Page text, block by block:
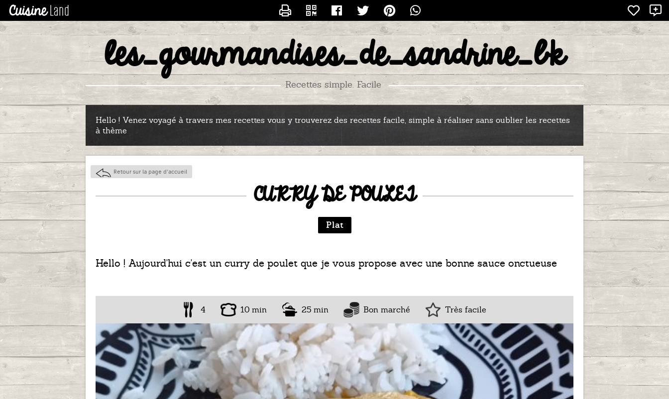
les_gourmandises_de_sandrine_bk
Recettes simple. Facile
Hello ! Venez voyagé à travers mes recettes vous y trouverez des recettes facile, simple à réaliser sans oublier les recettes
à thème
Retour sur la page d'accueil
CURRY DE POULET
Plat
Hello ! Aujourd'hui c'est un curry de poulet que je vous propose avec une bonne sauce onctueuse
4 10 min 25 min Bon marché Très facile
X
CONTACTER
LES_RECETTES_DE_SANDRINE-BK